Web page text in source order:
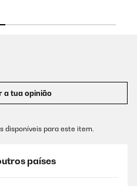
a tua opinião
disponíveis para este item.
países